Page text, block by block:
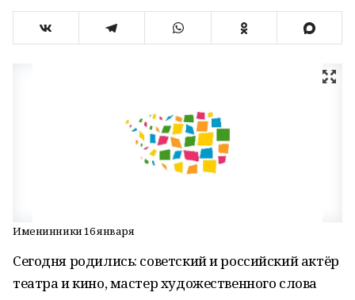
Именинники 16 января
Сегодня родились: советский и российский актёр
театра и кино, мастер художественного слова